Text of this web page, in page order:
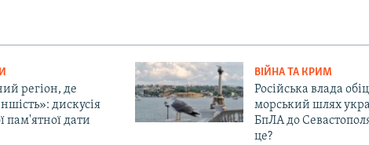
регіон, де
дискусія
пам'ятної дати
ВІЙНА ТА КРИМ
Російська влада
морський шлях
БпЛА до
це?